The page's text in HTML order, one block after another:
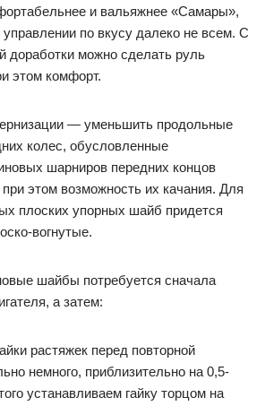
и вальяжнее «Самары»,
управлении по вкусу далеко не всем. С
доработки можно сделать руль
этом комфорт.
— уменьшить продольные
колес, обусловленные
шарниров передних концов
этом возможность их качания. Для
плоских упорных шайб придется
вогнутые.
шайбы потребуется сначала
а затем:
растяжек перед повторной
немного, приблизительно на 0,5-
устанавливаем гайку торцом на